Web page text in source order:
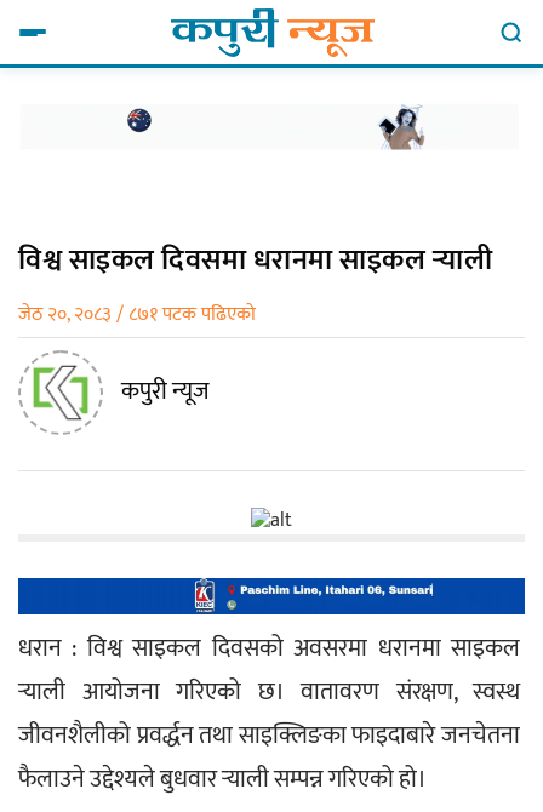
विश्व साइकल दिवसमा धरानमा साइकल र्‍याली
जेठ २०, २०८३ / ८७१ पटक पढिएको
कपुरी न्यूज
धरान : विश्व साइकल दिवसको अवसरमा धरानमा साइकल
र्‍याली आयोजना गरिएको छ। वातावरण संरक्षण, स्वस्थ
जीवनशैलीको प्रवर्द्धन तथा साइक्लिङका फाइदाबारे जनचेतना
फैलाउने उद्देश्यले बुधवार र्‍याली सम्पन्न गरिएको हो।